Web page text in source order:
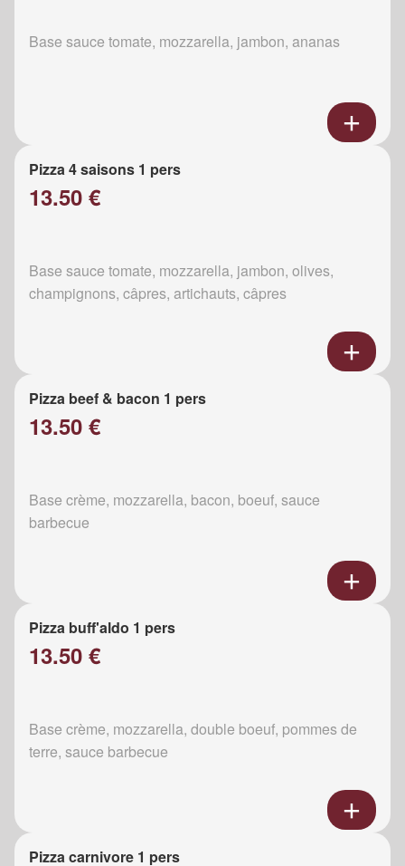
Base sauce tomate, mozzarella, jambon, ananas
Pizza 4 saisons 1 pers
13.50 €
Base sauce tomate, mozzarella, jambon, olives,
champignons, câpres, artichauts, câpres
Pizza beef & bacon 1 pers
13.50 €
Base crème, mozzarella, bacon, boeuf, sauce
barbecue
Pizza buff'aldo 1 pers
13.50 €
Base crème, mozzarella, double boeuf, pommes de
terre, sauce barbecue
Pizza carnivore 1 pers